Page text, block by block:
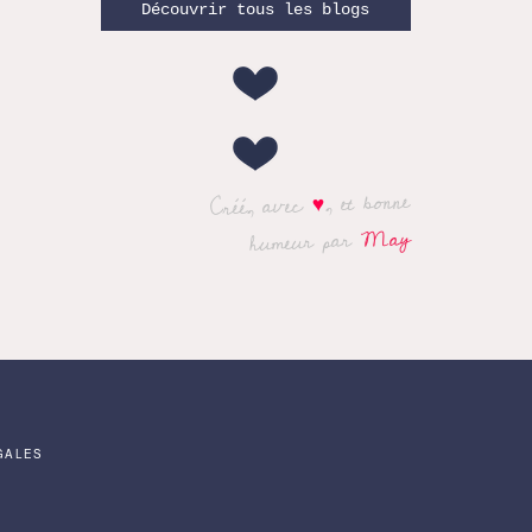
Découvrir tous les blogs
Créé, avec♥, et bonne
humeur parMay